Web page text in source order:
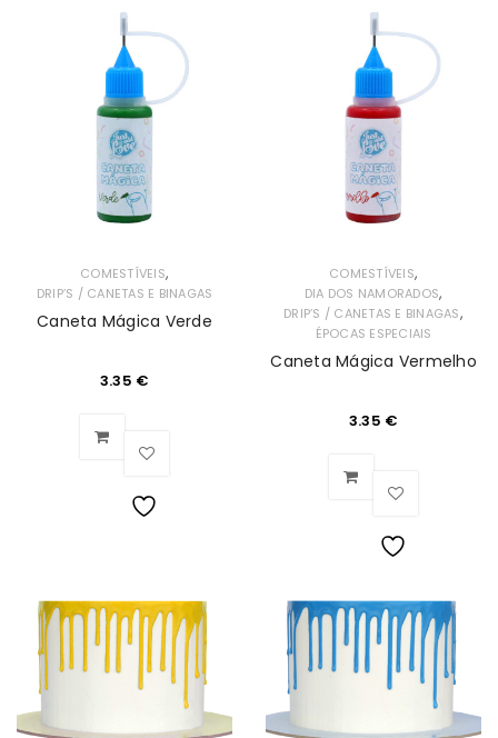
Lista
de
Desejos
Lista
de
Desejos
COMESTÍVEIS,
DRIP’S / CANETAS E BINAGAS
Caneta Mágica Verde
3.35 €
Desejos
COMESTÍVEIS,
DIA DOS NAMORADOS,
DRIP’S / CANETAS E BINAGAS,
ÉPOCAS ESPECIAIS
Caneta Mágica Vermelho
3.35 €
de
Desejos